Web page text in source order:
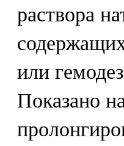
раствора
или
Показано